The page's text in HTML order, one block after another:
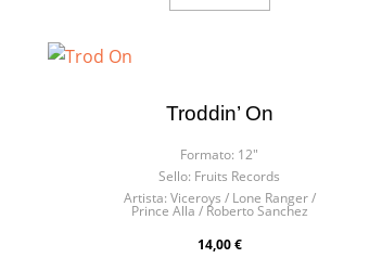
Troddin’ On
Formato: 12"
Sello: Fruits Records
Artista: Viceroys / Lone Ranger /
Prince Alla / Roberto Sanchez
14,00 €